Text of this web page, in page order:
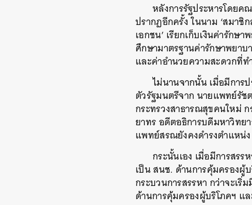
หลังการรัฐประหารโดย
ปรากฏอีกครั้ง ในนาม ‘สมาชิ
เอกชน’ เรียกเก็บเงินค่ารัก
ศึกษามาตรฐานค่ารักษาพยาบ
และค่าอำนวยความสะดวกที่ท
ไม่นานจากนั้น เมื่อมีการ
ตัวรัฐมนตรีจาก นายแพทย์รัช
กระทรวงสาธารณสุขคนใหม่
ยาทร อดีตอธิการบดีมหาวิทย
แพทย์สรณยังคงดำรงตำแหน่
กระนั้นเอง เมื่อมีการสร
เป็น สนช. ด้านการคุ้มครองผู้
กระบวนการสรรหา กว่าจะเ
ด้านการคุ้มครองผู้บริโภคฯ แ
ค้นหา